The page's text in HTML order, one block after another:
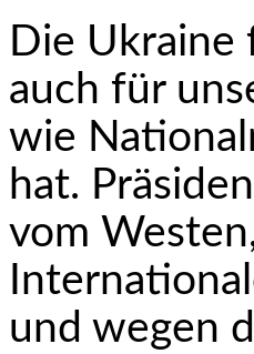
Die Ukraine
auch für
wie
hat.
vom
und wegen